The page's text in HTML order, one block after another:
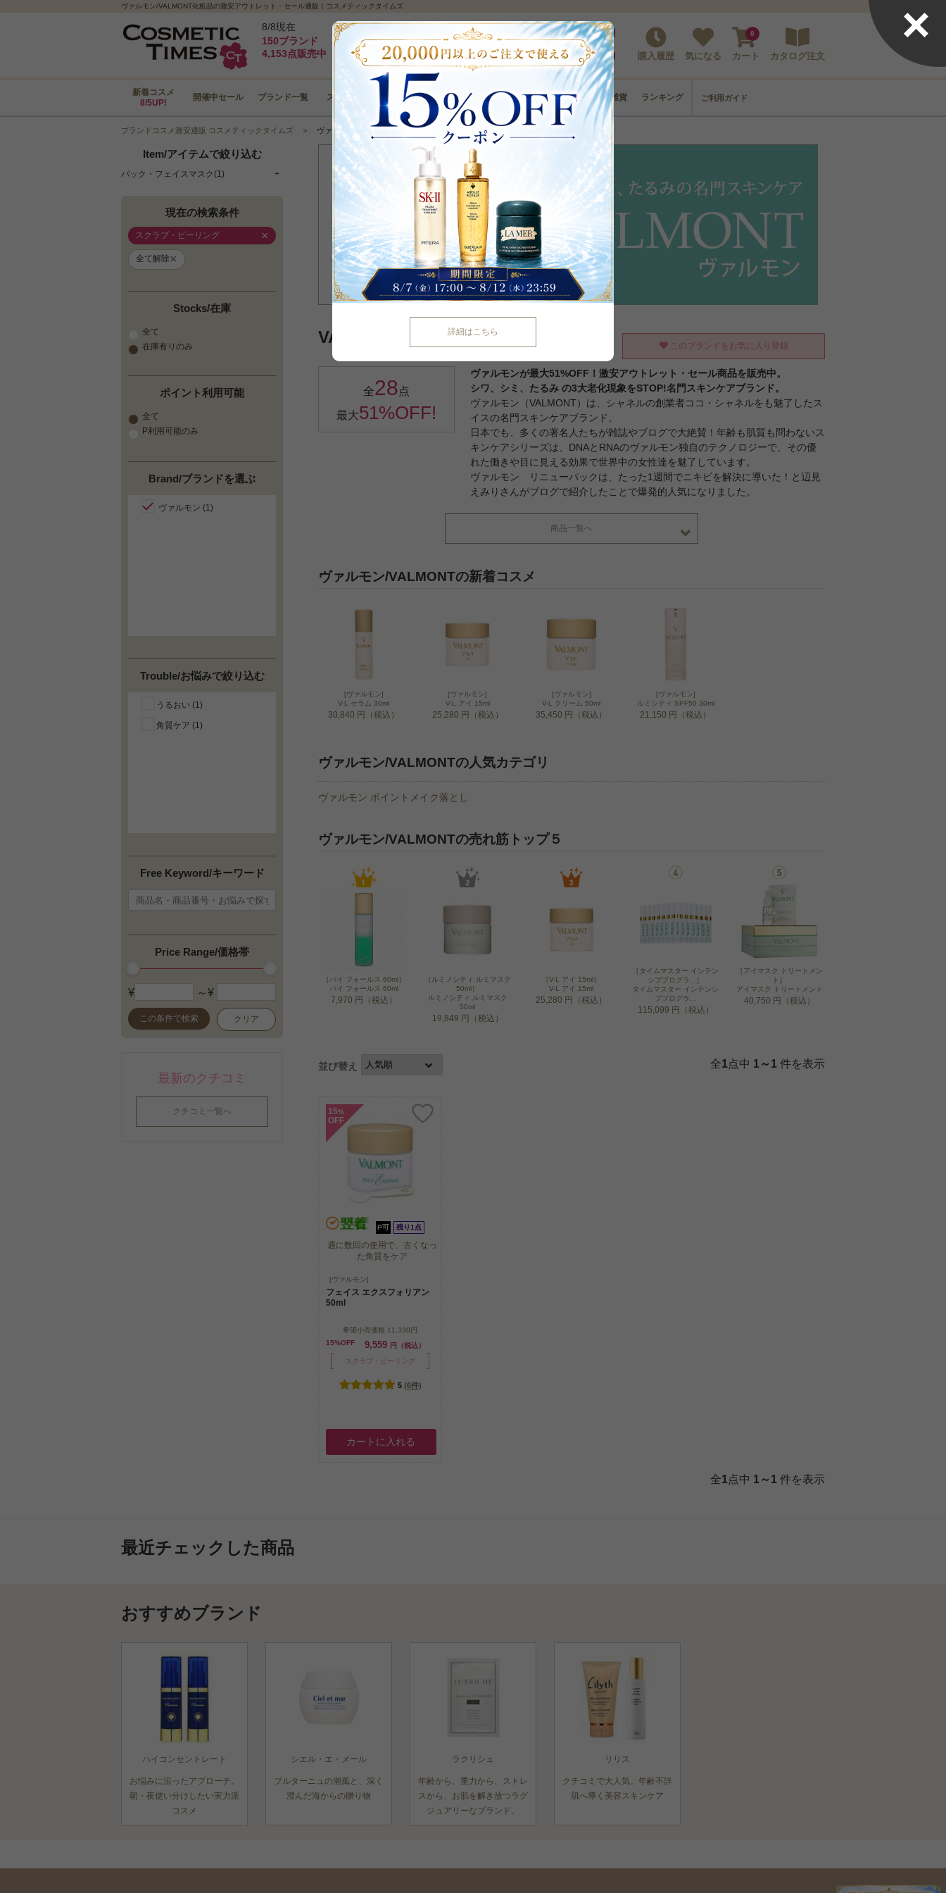
ヴァルモン/VALMONT化粧品の激安アウトレット・セール通販｜コスメティックタイムズ
8/8現在
150ブランド
4,153点販売中
最大5%pt還元｜最短3日｜8,000円以上全国送料無料
ログイン
新規登録 購入履歴 気になる カート
0
カタログ注文
新着コスメ
8/5UP!
開催中セール ブランド一覧 スキンケア メイクアップ ボディケア ヘアケア コフレ･雑貨 ランキング ご利用ガイド
詳細はこちら
×
ブランドコスメ激安通販 コスメティックタイムズ ＞ ヴァルモン
Item/アイテムで絞り込む
パック・フェイスマスク(1) +
現在の検索条件
スクラブ・ピーリング ×
全て解除×
Stocks/在庫
全て
在庫有りのみ
ポイント利用可能
全て
P利用可能のみ
Brand/ブランドを選ぶ
ヴァルモン (1)
Trouble/お悩みで絞り込む
うるおい (1)
角質ケア (1)
Free Keyword/キーワード
Price Range/価格帯
¥ ～¥
この条件で検索 クリア
最新のクチコミ
クチコミ一覧へ
VALMONT/ヴァルモン このブランドをお気に入り登録
全28点
最大51%OFF!
ヴァルモンが最大51%OFF！激安アウトレット・セール商品を販売中。
シワ、シミ、たるみ の3大老化現象をSTOP!名門スキンケアブランド。
ヴァルモン（VALMONT）は、シャネルの創業者ココ・シャネルをも魅了したス
イスの名門スキンケアブランド。
日本でも、多くの著名人たちが雑誌やブログで大絶賛！年齢も肌質も問わないス
キンケアシリーズは、DNAとRNAのヴァルモン独自のテクノロジーで、その優
れた働きや目に見える効果で世界中の女性達を魅了しています。
ヴァルモン リニューパックは、たった1週間でニキビを解決に導いた！と辺見
えみりさんがブログで紹介したことで爆発的人気になりました。
商品一覧へ
ヴァルモン/VALMONTの新着コスメ
[ヴァルモン]
V-L セラム 30ml
30,840 円（税込）
[ヴァルモン]
V-L アイ 15ml
25,280 円（税込）
[ヴァルモン]
V-L クリーム 50ml
35,450 円（税込）
[ヴァルモン]
ルミシティ SPF50 30ml
21,150 円（税込）
ヴァルモン/VALMONTの人気カテゴリ
ヴァルモン ポイントメイク落とし
ヴァルモン/VALMONTの売れ筋トップ５
［バイ フォールス 60ml］
バイ フォールス 60ml
7,970 円（税込）
［ルミノシティ ルミマスク
50ml］
ルミノシティ ルミマスク
50ml
19,849 円（税込）
［V-L アイ 15ml］
V-L アイ 15ml
25,280 円（税込）
［タイムマスター インテン
シブプログラ...］
タイムマスター インテンシ
ブプログラ...
115,099 円（税込）
［アイマスク トリートメン
ト］
アイマスク トリートメント
40,750 円（税込）
並び替え 全1点中 1～1 件を表示
15%
OFF
P可 残り1点
週に数回の使用で、古くなっ
た角質をケア
週に数回の使用で、古くなっ
た角質をケア
[ヴァルモン]
フェイス エクスフォリアン
50ml
希望小売価格 11,330円
15%OFF
9,559 円（税込）
スクラブ・ピーリング
5 (6件)
カートに入れる
全1点中 1～1 件を表示
最近チェックした商品
おすすめブランド
ハイコンセントレート
お悩みに沿ったアプローチ。
朝・夜使い分けしたい実力派
コスメ
シエル・エ・メール
ブルターニュの潮風と、深く
澄んだ海からの贈り物
ラクリシェ
年齢から、重力から、ストレ
スから、お肌を解き放つラグ
ジュアリーなブランド。
リリス
クチコミで大人気。年齢不詳
肌へ導く美容スキンケア